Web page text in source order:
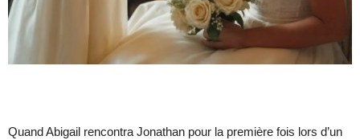
Quand Abigail rencontra Jonathan pour la première fois lors d’un